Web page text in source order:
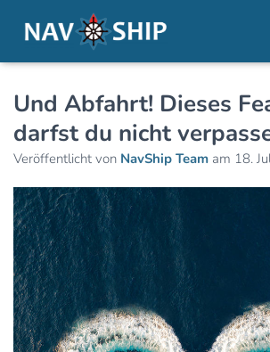
Und Abfahrt! Dieses
darfst du nicht
Veröffentlicht von NavShip Team am 18.